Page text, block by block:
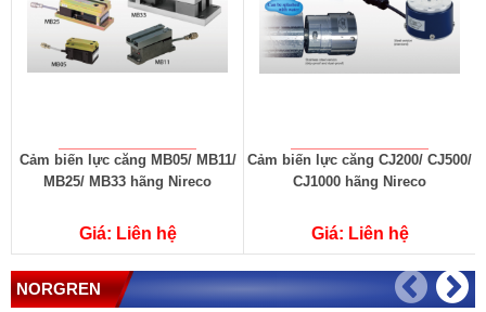
Cảm biến lực căng MB05/ MB11/
MB25/ MB33 hãng Nireco
Giá: Liên hệ
Cảm biến lực căng CJ200/ CJ500/
CJ1000 hãng Nireco
Giá: Liên hệ
NORGREN